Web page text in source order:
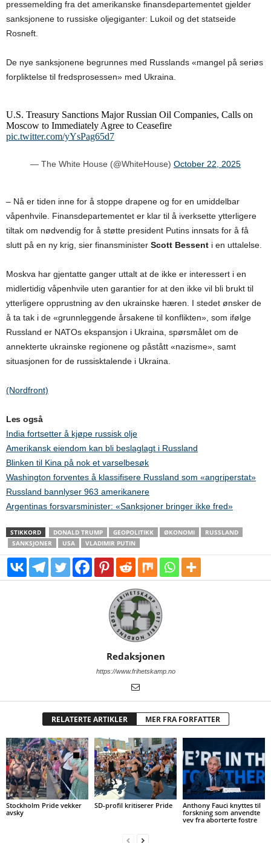
pressemelding fra det amerikanske finansdepartementet gjelder
sanksjonene to russiske oljegiganter: Lukoil og det statseide
Rosneft.
De nye sanksjonene begrunnes med Russlands «mangel på seriøs
forpliktelse til fredsprosessen» med Ukraina.
U.S. Treasury Sanctions Major Russian Oil Companies, Calls on
Moscow to Immediately Agree to Ceasefire
pic.twitter.com/yYsPag65d7
— The White House (@WhiteHouse) October 22, 2025
– Nå er tiden inne for å stoppe drapene og for en umiddelbar
våpenhvile. Finansdepartementet er klar til å iverksette ytterligere
tiltak om nødvendig for å støtte president Putins innsats for å få
slutt på en ny krig, sier finansminister Scott Bessent i en uttalelse.
Moskva har gjentatte ganger uttalt at de ikke er interessert i en
midlertidig våpenhvile uten garantier for at den ikke vil bli brukt til
ytterligere opprustning av den ukrainske hæren. I stedet ønsker de
å ta tak i de «grunnleggende årsakene til konflikten», som ifølge
Russland er NATOs ekspansjon i Ukraina, spørsmålet om de
annekterte ukrainske regionene og påstått «nazisme», samt
situasjonen for de russisktalende i Ukraina.
(Nordfront)
Les også
India fortsetter å kjøpe russisk olje
Amerikansk eiendom kan bli beslaglagt i Russland
Blinken til Kina på nok et varselbesøk
Washington forventes å klassifisere Russland som «angriperstat»
Russland bannlyser 963 amerikanere
Argentinas forsvarsminister: «Sanksjoner bringer ikke fred»
STIKKORD DONALD TRUMP GEOPOLITIKK ØKONOMI
RUSSLAND
SANKSJONER
USA VLADIMIR PUTIN
Redaksjonen
https://www.frihetskamp.no
RELATERTE ARTIKLER MER FRA FORFATTER
Stockholm Pride vekker
avsky
SD-profil kritiserer Pride
Anthony Fauci knyttes til
forskning som anvendte
vev fra aborterte fostre